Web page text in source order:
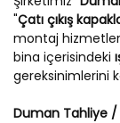
"Çatı çıkış
montaj
bina içerisindeki
gereksinimlerini
Duman Tahliye /